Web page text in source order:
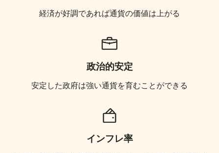
経済が好調であれば通貨の価値は上がる
政治的安定
安定した政府は強い通貨を育むことができる
インフレ率